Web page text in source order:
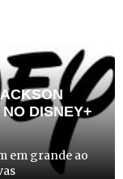
DISNEY+
em grande ao